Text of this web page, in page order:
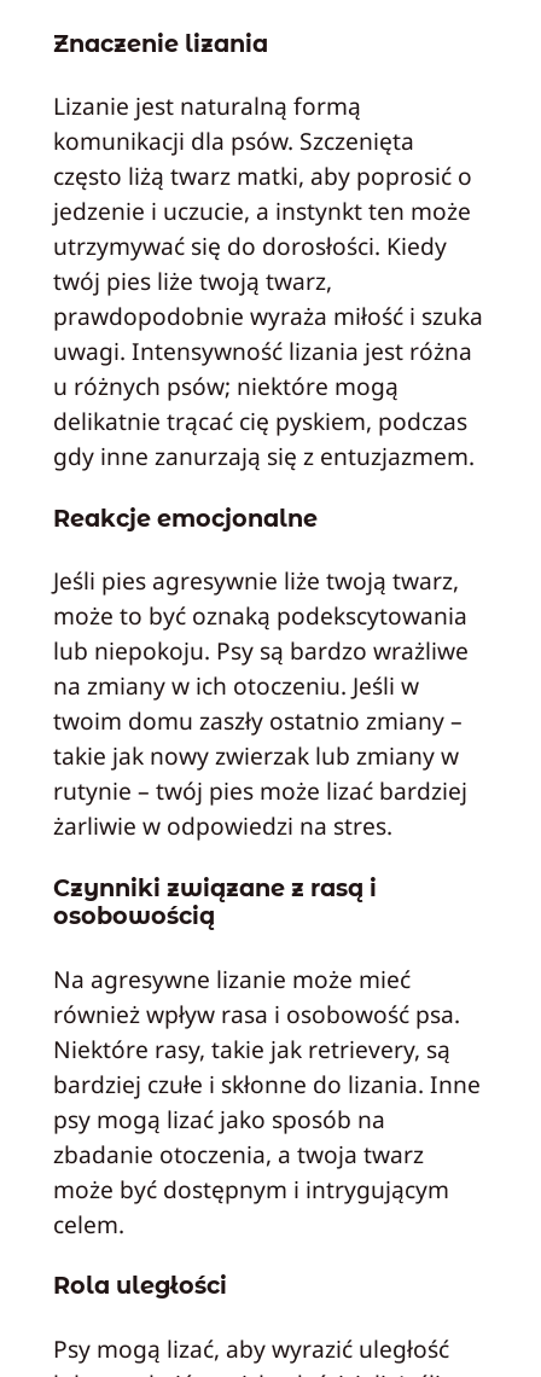
Znaczenie lizania
Lizanie jest naturalną formą
komunikacji dla psów. Szczenięta
często liżą twarz matki, aby poprosić o
jedzenie i uczucie, a instynkt ten może
utrzymywać się do dorosłości. Kiedy
twój pies liże twoją twarz,
prawdopodobnie wyraża miłość i szuka
uwagi. Intensywność lizania jest różna
u różnych psów; niektóre mogą
delikatnie trącać cię pyskiem, podczas
gdy inne zanurzają się z entuzjazmem.
Reakcje emocjonalne
Jeśli pies agresywnie liże twoją twarz,
może to być oznaką podekscytowania
lub niepokoju. Psy są bardzo wrażliwe
na zmiany w ich otoczeniu. Jeśli w
twoim domu zaszły ostatnio zmiany –
takie jak nowy zwierzak lub zmiany w
rutynie – twój pies może lizać bardziej
żarliwie w odpowiedzi na stres.
Czynniki związane z rasą i
osobowością
Na agresywne lizanie może mieć
również wpływ rasa i osobowość psa.
Niektóre rasy, takie jak retrievery, są
bardziej czułe i skłonne do lizania. Inne
psy mogą lizać jako sposób na
zbadanie otoczenia, a twoja twarz
może być dostępnym i intrygującym
celem.
Rola uległości
Psy mogą lizać, aby wyrazić uległość